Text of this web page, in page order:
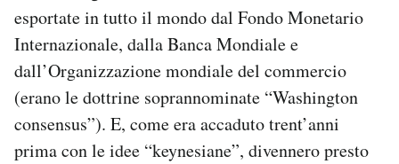
esportate in tutto il mondo dal Fondo Monetario
Internazionale, dalla Banca Mondiale e
dall’Organizzazione mondiale del commercio
(erano le dottrine soprannominate “Washington
consensus”). E, come era accaduto trent’anni
prima con le idee “keynesiane”, divennero presto